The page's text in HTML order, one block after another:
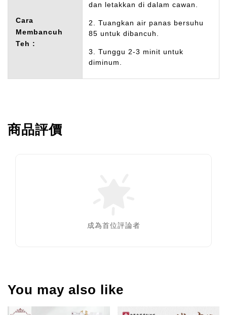
Cara
Membancuh
Teh :
dan letakkan di dalam cawan.
2. Tuangkan air panas bersuhu
85 untuk dibancuh.
3. Tunggu 2-3 minit untuk
diminum.
商品評價
成為首位評論者
You may also like